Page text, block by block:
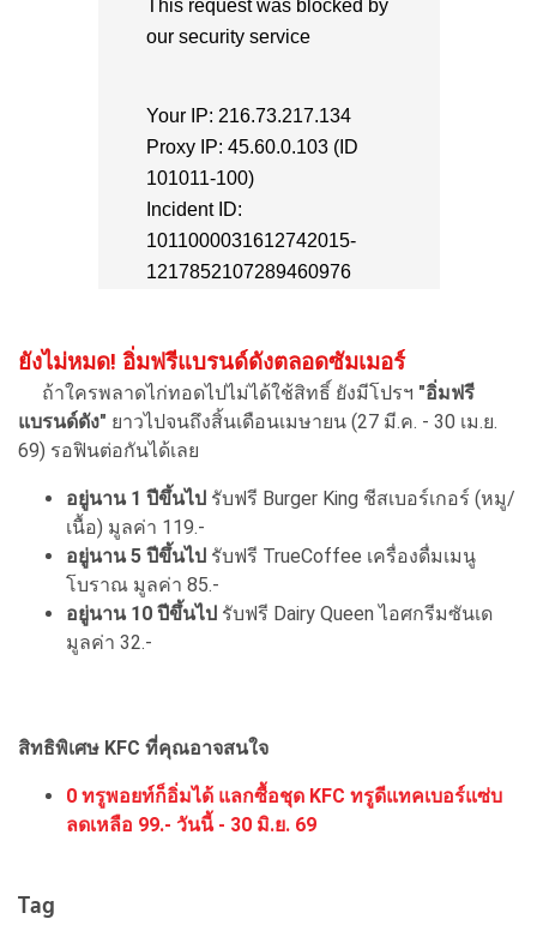
ยังไม่หมด! อิ่มฟรีแบรนด์ดังตลอดซัมเมอร์
ถ้าใครพลาดไก่ทอดไปไม่ได้ใช้สิทธิ์ ยังมีโปรฯ "อิ่มฟรี
แบรนด์ดัง" ยาวไปจนถึงสิ้นเดือนเมษายน (27 มี.ค. - 30 เม.ย.
69) รอฟินต่อกันได้เลย
อยู่นาน 1 ปีขึ้นไป รับฟรี Burger King ชีสเบอร์เกอร์ (หมู/
เนื้อ) มูลค่า 119.-
อยู่นาน 5 ปีขึ้นไป รับฟรี TrueCoffee เครื่องดื่มเมนู
โบราณ มูลค่า 85.-
อยู่นาน 10 ปีขึ้นไป รับฟรี Dairy Queen ไอศกรีมซันเด
มูลค่า 32.-
สิทธิพิเศษ KFC ที่คุณอาจสนใจ
0 ทรูพอยท์ก็อิ่มได้ แลกซื้อชุด KFC ทรูดีแทคเบอร์แซ่บ
ลดเหลือ 99.- วันนี้ - 30 มิ.ย. 69
Tag